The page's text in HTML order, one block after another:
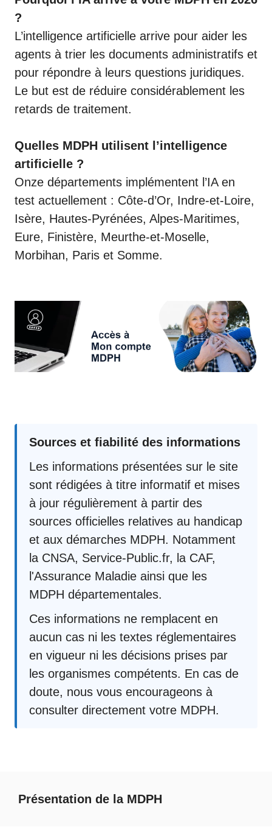
?
L’intelligence artificielle arrive pour aider les
agents à trier les documents administratifs et
pour répondre à leurs questions juridiques.
Le but est de réduire considérablement les
retards de traitement.
Quelles MDPH utilisent l’intelligence
artificielle ?
Onze départements implémentent l’IA en
test actuellement : Côte-d’Or, Indre-et-Loire,
Isère, Hautes-Pyrénées, Alpes-Maritimes,
Eure, Finistère, Meurthe-et-Moselle,
Morbihan, Paris et Somme.
Sources et fiabilité des informations
Les informations présentées sur le site
sont rédigées à titre informatif et mises
à jour régulièrement à partir des
sources officielles relatives au handicap
et aux démarches MDPH. Notamment
la CNSA, Service-Public.fr, la CAF,
l'Assurance Maladie ainsi que les
MDPH départementales.
Ces informations ne remplacent en
aucun cas ni les textes réglementaires
en vigueur ni les décisions prises par
les organismes compétents. En cas de
doute, nous vous encourageons à
consulter directement votre MDPH.
Présentation de la MDPH